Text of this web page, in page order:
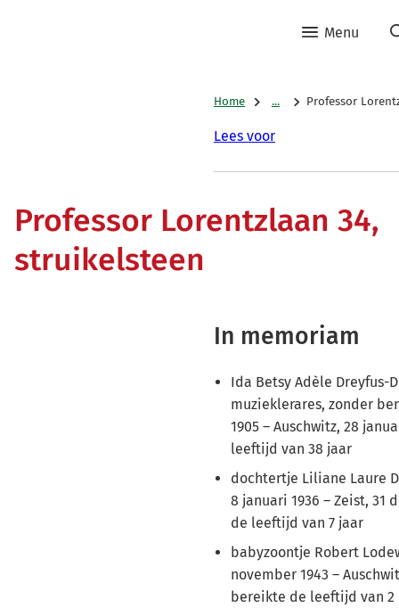
Menu
Home ... Professor
Lees voor
Professor Lorentzlaan 34,
struikelsteen
In memoriam
Ida Betsy Adèle Dreyfus-
muzieklerares, zonder
1905 – Auschwitz, 28
leeftijd van 38 jaar
dochtertje Liliane Laure
8 januari 1936 – Zeist, 31
de leeftijd van 7 jaar
babyzoontje Robert
november 1943 –
bereikte de leeftijd van 2